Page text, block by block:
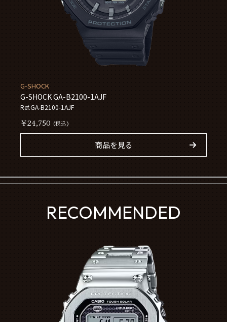
G-SHOCK
G-SHOCK GA-B2100-1AJF
Ref.GA-B2100-1AJF
￥24,750 (税込)
商品を見る
RECOMMENDED